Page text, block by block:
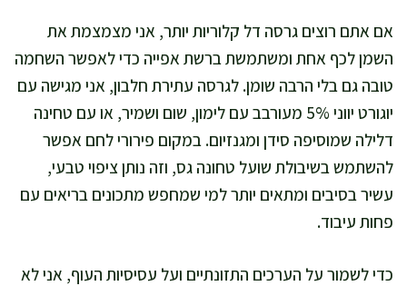
אם אתם רוצים גרסה דל קלוריות יותר, אני מצמצמת את
השמן לכף אחת ומשתמשת ברשת אפייה כדי לאפשר השחמה
טובה גם בלי הרבה שומן. לגרסה עתירת חלבון, אני מגישה עם
יוגורט יווני 5% מעורבב עם לימון, שום ושמיר, או עם טחינה
דלילה שמוסיפה סידן ומגנזיום. במקום פירורי לחם אפשר
להשתמש בשיבולת שועל טחונה גס, וזה נותן ציפוי טבעי,
עשיר בסיבים ומתאים יותר למי שמחפש מתכונים בריאים עם
פחות עיבוד.
כדי לשמור על הערכים התזונתיים ועל עסיסיות העוף, אני לא